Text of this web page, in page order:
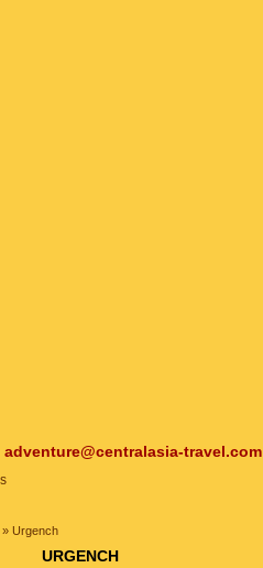
adventure@centralasia-travel.com
» Urgench
URGENCH